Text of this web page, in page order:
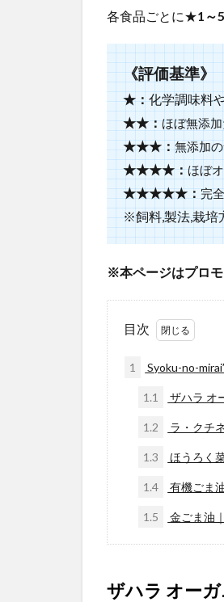
各食品ごとに★1～5
《評価基準》
★：化学調味料
★★：ほぼ無添
★★★：無添加
★★★★：ほぼ
★★★★★：完
※飼料,製法,栽培
※本ページはプロモ
目次
1 Syoku-no-
1.1 ザハラ オ
1.2 ラ・クチ
1.3 ほうろく
1.4 有機ごま
1.5 金ごま油
ザハラ オー